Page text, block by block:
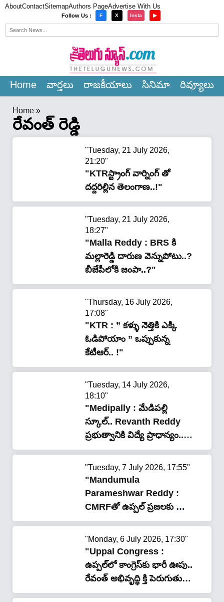
AboutContactSitemapAuthors PageAdvertise With Us
Follow Us : F X Insta ▶
Home వార్త‌లు రాజ‌కీయాలు సినిమా రివ్యూలు
Home »
రేవంత్ రెడ్డి
"Tuesday, 21 July 2026,
21:20"
"KTRస్ట్రాంగ్ వార్నింగ్ తో
దద్దరిల్లిన తెలంగాణ..!"
"Tuesday, 21 July 2026,
18:27"
"Malla Reddy : BRS కి
మల్లారెడ్డి దారుణ వెన్నుపోటు..?
బీజేపీలోకి జంపా..?"
"Thursday, 16 July 2026,
17:08"
"KTR : ” కళ్ళు నెత్తికి ఎక్కి
ఓడిపోయాం ” ఒప్పుకున్న
కేటీఆర్.. !"
"Tuesday, 14 July 2026,
18:10"
"Medipally : మేడిపల్లి
స్కూల్‌.. Revanth Reddy
ప్రభుత్వానికి విద్యే ప్రాధాన్యం..
తుంగతుర్తి రవి"
"Tuesday, 7 July 2026, 17:55"
"Mandumula
Parameshwar Reddy :
CMRFతో ఉప్పల్ ప్రజలకు భారీ
ఊరట.. లక్షల రూపాయల
చెక్కులు పంపిణీ చేసిన
మందుముల"
"Monday, 6 July 2026, 17:30"
"Uppal Congress :
ఉప్పల్‌లో కాంగ్రెస్‌కు భారీ ఊపు..
రేవంత్ అభివృద్ధి క్తి పెరుగుతున్న
మద్దతు : మందుముల"